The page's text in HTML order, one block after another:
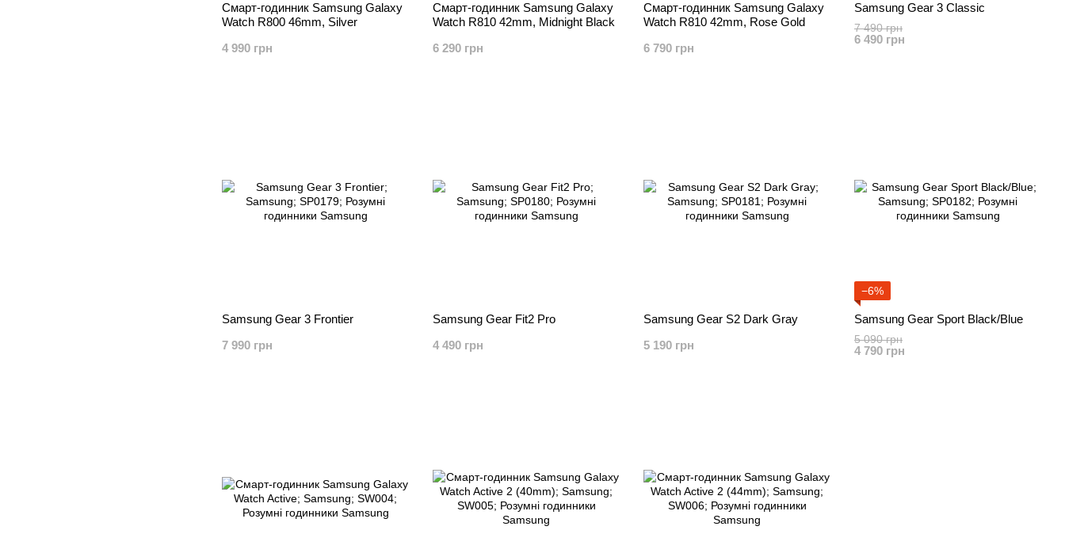
Смарт-годинник Samsung Galaxy
Watch R800 46mm, Silver
4 990 грн
Смарт-годинник Samsung Galaxy
Watch R810 42mm, Midnight Black
6 290 грн
Смарт-годинник Samsung Galaxy
Watch R810 42mm, Rose Gold
6 790 грн
Samsung Gear 3 Classic
7 490 грн
6 490 грн
Samsung Gear 3 Frontier
7 990 грн
Samsung Gear Fit2 Pro
4 490 грн
Samsung Gear S2 Dark Gray
5 190 грн
−6%
Samsung Gear Sport Black/Blue
5 090 грн
4 790 грн